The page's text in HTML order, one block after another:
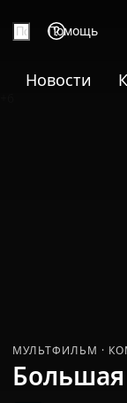
Помощь
Новости
МУЛЬТФИЛЬМ ·